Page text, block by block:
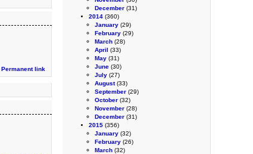
December (31)
2014 (360)
January (29)
February (29)
March (28)
April (33)
May (31)
June (30)
July (27)
August(33)
September (29)
October (32)
November (28)
December (31)
2015 (356)
January (32)
February (26)
March (32)
Permanent link